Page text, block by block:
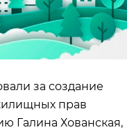
за создание
прав
Галина Хованская,